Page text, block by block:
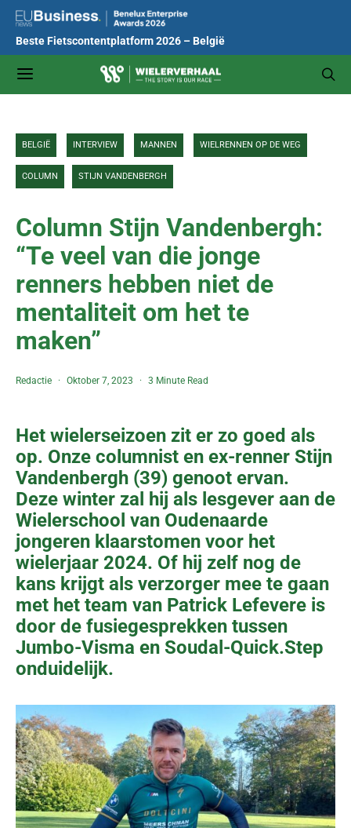
Beste Fietscontentplatform 2026 – België
BELGIË INTERVIEW MANNEN WIELRENNEN OP DE WEG
COLUMN STIJN VANDENBERGH
Column Stijn Vandenbergh:
“Te veel van die jonge
renners hebben niet de
mentaliteit om het te
maken”
Redactie Oktober 7, 2023 3 Minute Read
Het wielerseizoen zit er zo goed als
op. Onze columnist en ex-renner Stijn
Vandenbergh (39) genoot ervan.
Deze winter zal hij als lesgever aan de
Wielerschool van Oudenaarde
jongeren klaarstomen voor het
wielerjaar 2024. Of hij zelf nog de
kans krijgt als verzorger mee te gaan
met het team van Patrick Lefevere is
door de fusiegesprekken tussen
Jumbo-Visma en Soudal-Quick.Step
onduidelijk.